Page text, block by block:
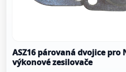
ASZ16 párovaná dvojice pro NF
výkonové zesilovače